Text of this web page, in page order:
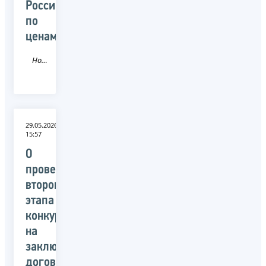
России
по
ценам
Новость
29.05.2026
15:57
О
проведении
второго
этапа
конкурса
на
заключение
договора